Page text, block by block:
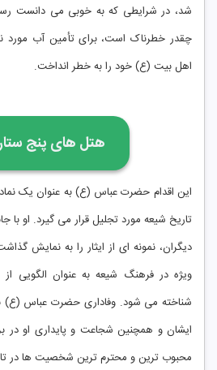
‌شد، در شرایطی که به خوبی می ‌دانست
چقدر خطرناک است، برای تأمین آب مورد
اهل بیت (ع) خود را به خطر انداخت.
هتل های پنج
این اقدام حضرت عباس (ع) به ‌عنوان یک نماد
تاریخ شیعه مورد تجلیل قرار می ‌گیرد. او با
دیگران، نمونه ‌ای از ایثار را به نمایش
‌ویژه در فرهنگ شیعه به‌ عنوان الگویی
شناخته می ‌شود. وفاداری حضرت عباس (ع)
ایشان و همچنین شجاعت و پایداری او در
محبوب ‌ترین و محترم‌ ترین شخصیت ‌ها در